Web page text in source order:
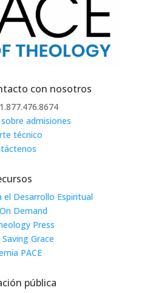
con nosotros
admisiones
técnico
el Desarrollo Espiritual
Demand
Press
Grace
PACE
pública